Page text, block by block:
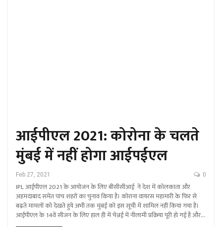
आईपीएल 2021: कोरोना के चलते
मुंबई में नहीं होगा आईपईएल
Feb 27, 2021 0
IPL आईपीएल 2021 के आयोजन के लिए बीसीसीआई ने देश में कोलकाता और
अहमदाबाद समेत पांच शहरों का चुनाव किया है। कोराना वायरस महामारी के फिर से
बढ़ते मामलों को देखते हुये अभी तक मुंबई को इस सूची में शामिल नहीं किया गया है।
आईपीएल के 14वें सीजन के लिए हाल ही में चेन्नई में नीलामी प्रक्रिया पूरी हो गई है और…